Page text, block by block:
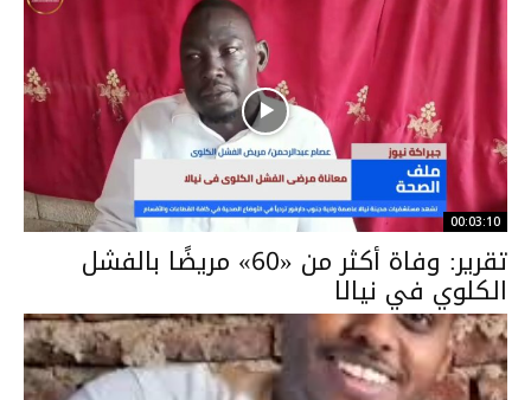
00:03:10
تقرير: وفاة أكثر من «60» مريضًا بالفشل
الكلوي في نيالا